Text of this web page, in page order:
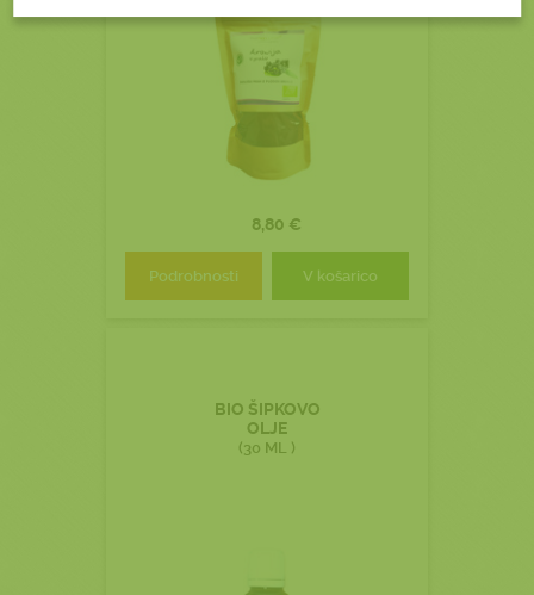
8,80 €
Podrobnosti V košarico
BIO ŠIPKOVO
OLJE
(30 ML )